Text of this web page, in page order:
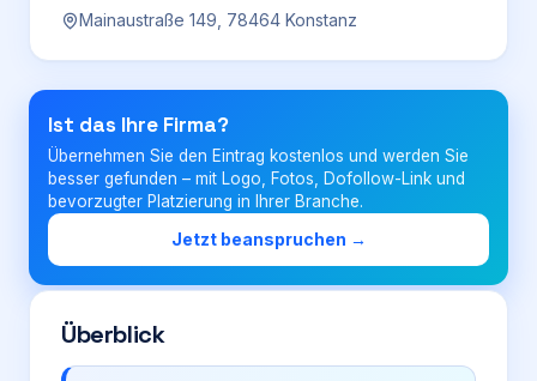
Für Firmen
Login
Firma eintragen
Mainaustraße 149, 78464 Konstanz
Ist das Ihre Firma?
Übernehmen Sie den Eintrag kostenlos und werden Sie
besser gefunden – mit Logo, Fotos, Dofollow-Link und
bevorzugter Platzierung in Ihrer Branche.
Jetzt beanspruchen →
Überblick